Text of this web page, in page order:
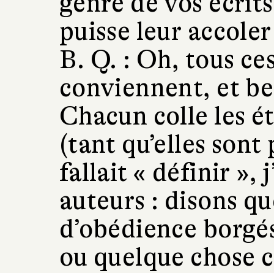
puisse leur
B. Q. : Oh, tous
conviennent, et
Chacun colle les
(tant qu’elles
fallait « définir »,
auteurs : disons
d’obédience
ou quelque chose